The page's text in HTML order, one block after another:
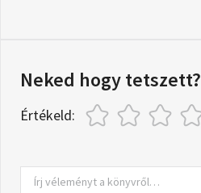
Neked hogy tetszett?
Értékeld: